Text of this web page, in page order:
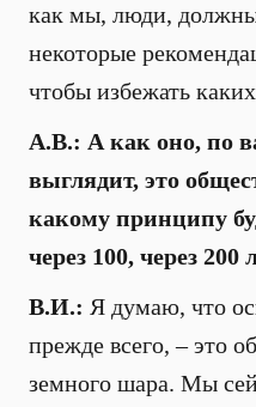
как мы, люди, должны
некоторые
чтобы избежать
А.В.: А как оно, по
выглядит, это
какому принципу
через 100, через 200
В.И.: Я думаю, что
прежде всего, – это
земного шара. Мы